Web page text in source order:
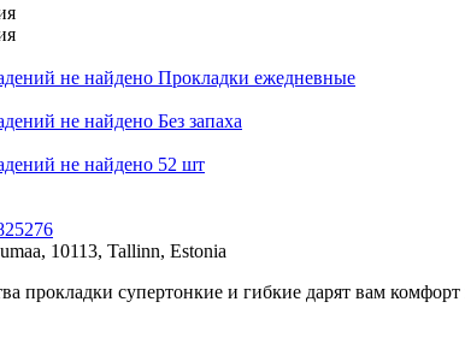
не найдено Прокладки ежедневные
не найдено Без запаха
не найдено 52 шт
10113, Tallinn, Estonia
прокладки супертонкие и гибкие дарят вам комфорт